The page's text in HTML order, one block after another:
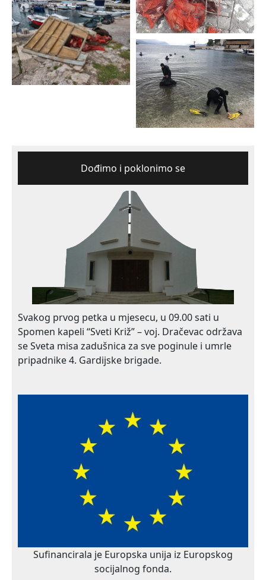
Dođimo i poklonimo se
Svakog prvog petka u mjesecu, u 09.00 sati u
Spomen kapeli “Sveti Križ” – voj. Dračevac održava
se Sveta misa zadušnica za sve poginule i umrle
pripadnike 4. Gardijske brigade.
Sufinancirala je Europska unija iz Europskog
socijalnog fonda.